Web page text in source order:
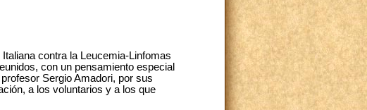
contra la Leucemia-Linfomas
con un pensamiento especial
Sergio Amadori, por sus
a los voluntarios y a los que